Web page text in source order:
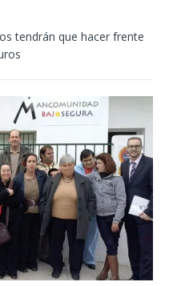
tendrán que hacer frente